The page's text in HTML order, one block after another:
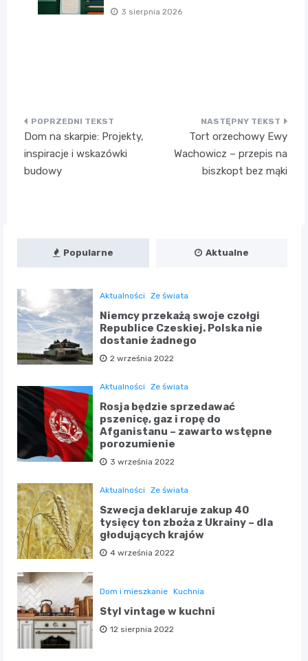
3 sierpnia 2026
Nawigacja
wpisu
Dom na skarpie: Projekty,
inspiracje i wskazówki
budowy
Tort orzechowy Ewy
Wachowicz – przepis na
biszkopt bez mąki
Popularne Aktualne
Aktualności Ze świata
Niemcy przekażą swoje czołgi
Republice Czeskiej. Polska nie
dostanie żadnego
2 września 2022
Aktualności Ze świata
Rosja będzie sprzedawać
pszenicę, gaz i ropę do
Afganistanu – zawarto wstępne
porozumienie
3 września 2022
Aktualności Ze świata
Szwecja deklaruje zakup 40
tysięcy ton zboża z Ukrainy – dla
głodujących krajów
4 września 2022
Dom i mieszkanie Kuchnia
Styl vintage w kuchni
12 sierpnia 2022